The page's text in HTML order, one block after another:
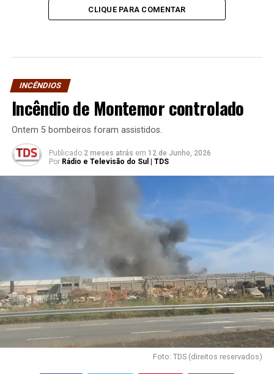
CLIQUE PARA COMENTAR
INCÊNDIOS
Incêndio de Montemor controlado
Ontem 5 bombeiros foram assistidos.
Publicado 2 meses atrás em 12 de Junho, 2026
Por Rádio e Televisão do Sul | TDS
Foto: TDS (direitos reservados)